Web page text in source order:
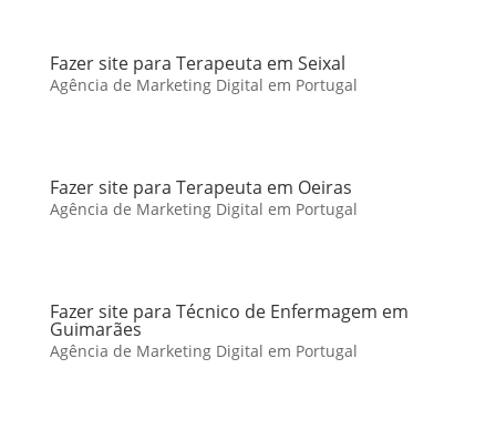
Fazer site para Terapeuta em Seixal
Agência de Marketing Digital em Portugal
Fazer site para Terapeuta em Oeiras
Agência de Marketing Digital em Portugal
Fazer site para Técnico de Enfermagem em
Guimarães
Agência de Marketing Digital em Portugal